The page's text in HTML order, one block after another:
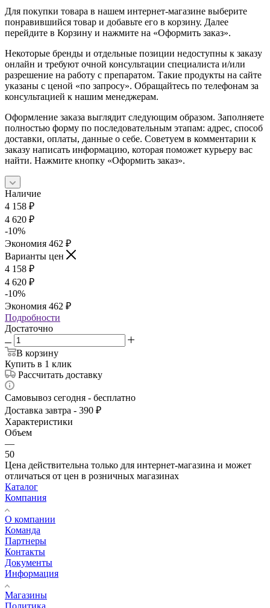
Для покупки товара в нашем интернет-магазине выберите
понравившийся товар и добавьте его в корзину. Далее
перейдите в Корзину и нажмите на «Оформить заказ».
Некоторые бренды и отдельные позиции недоступны к заказу
онлайн и требуют очной консультации специалиста и/или
разрешение на работу с препаратом. Такие продукты на сайте
указаны с ценой «по запросу». Обращайтесь по телефонам за
консультацией к нашим менеджерам.
Оформление заказа выглядит следующим образом. Заполняете
полностью форму по последовательным этапам: адрес, способ
доставки, оплаты, данные о себе. Советуем в комментарии к
заказу написать информацию, которая поможет курьеру вас
найти. Нажмите кнопку «Оформить заказ».
Наличие
4 158 ₽
4 620 ₽
-10%
Экономия 462 ₽
Варианты цен
4 158 ₽
4 620 ₽
-10%
Экономия 462 ₽
Подробности
Достаточно
В корзину
Купить в 1 клик
Рассчитать доставку
Самовывоз сегодня - бесплатно
Доставка завтра - 390 ₽
Характеристики
Объем
—
50
Цена действительна только для интернет-магазина и может
отличаться от цен в розничных магазинах
Каталог
Компания
О компании
Команда
Партнеры
Контакты
Документы
Информация
Магазины
Политика